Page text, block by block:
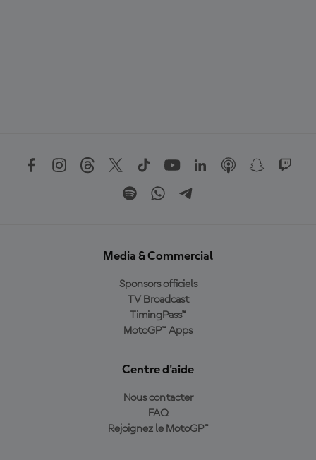
Media & Commercial
Sponsors officiels
TV Broadcast
TimingPass™
MotoGP™ Apps
Centre d'aide
Nous contacter
FAQ
Rejoignez le MotoGP™